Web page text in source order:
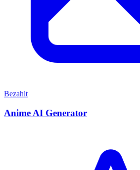
Bezahlt
Anime AI Generator